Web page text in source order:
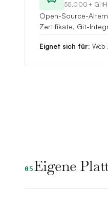
55.000+
Open-Source-
Zertifikate, Git-
Eignet sich für:
05 Eigene